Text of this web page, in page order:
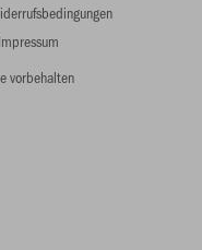
vorbehalten
Impressum